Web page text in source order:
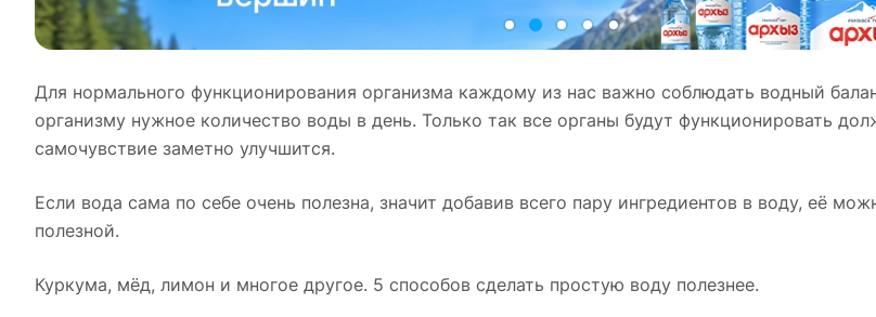
Для нормального функционирования организма каждому из нас важно соблюдать водный
организму нужное количество воды в день. Только так все органы будут функционировать
самочувствие заметно улучшится.
Если вода сама по себе очень полезна, значит добавив всего пару ингредиентов в воду, её
полезной.
Куркума, мёд, лимон и многое другое. 5 способов сделать простую воду полезнее.